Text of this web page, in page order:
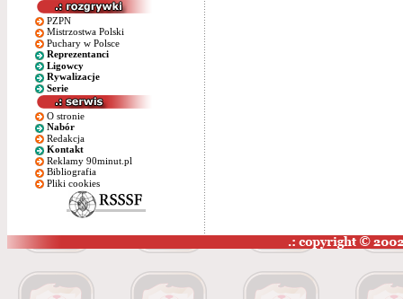
PZPN
Mistrzostwa Polski
Puchary w Polsce
Reprezentanci
Ligowcy
Rywalizacje
Serie
O stronie
Nabór
Redakcja
Kontakt
Reklamy 90minut.pl
Bibliografia
Pliki cookies